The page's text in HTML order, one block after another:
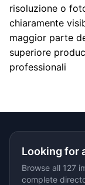
risoluzione o
chiaramente
maggior parte
superiore
professionali
Looking for
Browse all 127
complete